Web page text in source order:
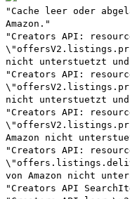
"Cache leer oder
Amazon."
"Creators API:
nicht unterstuetzt und
"Creators API:
nicht unterstuetzt und
"Creators API:
Amazon nicht
"Creators API:
von Amazon nicht
"Creators API